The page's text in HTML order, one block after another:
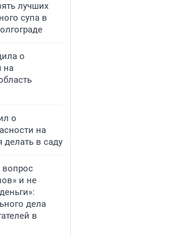
лучших
супа в
о
на
о
на
делать в саду
вопрос
и не
дела
в